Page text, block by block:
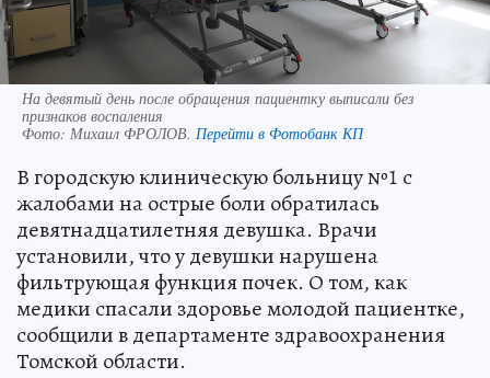
На девятый день после обращения пациентку выписали без
признаков воспаления
Фото: Михаил ФРОЛОВ. Перейти в Фотобанк КП
В городскую клиническую больницу №1 с
жалобами на острые боли обратилась
девятнадцатилетняя девушка. Врачи
установили, что у девушки нарушена
фильтрующая функция почек. О том, как
медики спасали здоровье молодой пациентке,
сообщили в департаменте здравоохранения
Томской области.